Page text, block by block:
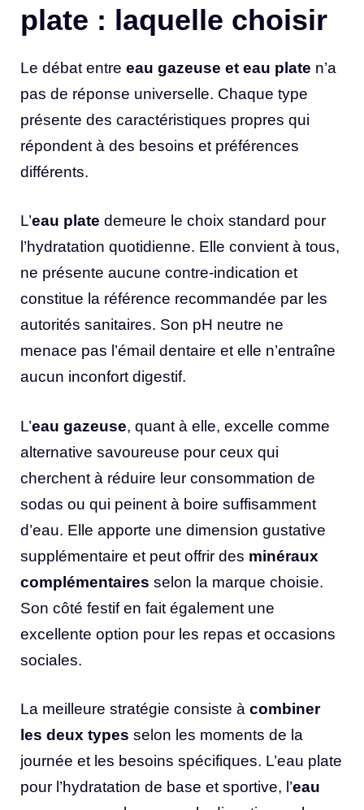
plate : laquelle choisir
Le débat entre eau gazeuse et eau plate n’a
pas de réponse universelle. Chaque type
présente des caractéristiques propres qui
répondent à des besoins et préférences
différents.
L’eau plate demeure le choix standard pour
l’hydratation quotidienne. Elle convient à tous,
ne présente aucune contre-indication et
constitue la référence recommandée par les
autorités sanitaires. Son pH neutre ne
menace pas l’émail dentaire et elle n’entraîne
aucun inconfort digestif.
L’eau gazeuse, quant à elle, excelle comme
alternative savoureuse pour ceux qui
cherchent à réduire leur consommation de
sodas ou qui peinent à boire suffisamment
d’eau. Elle apporte une dimension gustative
supplémentaire et peut offrir des minéraux
complémentaires selon la marque choisie.
Son côté festif en fait également une
excellente option pour les repas et occasions
sociales.
La meilleure stratégie consiste à combiner
les deux types selon les moments de la
journée et les besoins spécifiques. L’eau plate
pour l’hydratation de base et sportive, l’eau